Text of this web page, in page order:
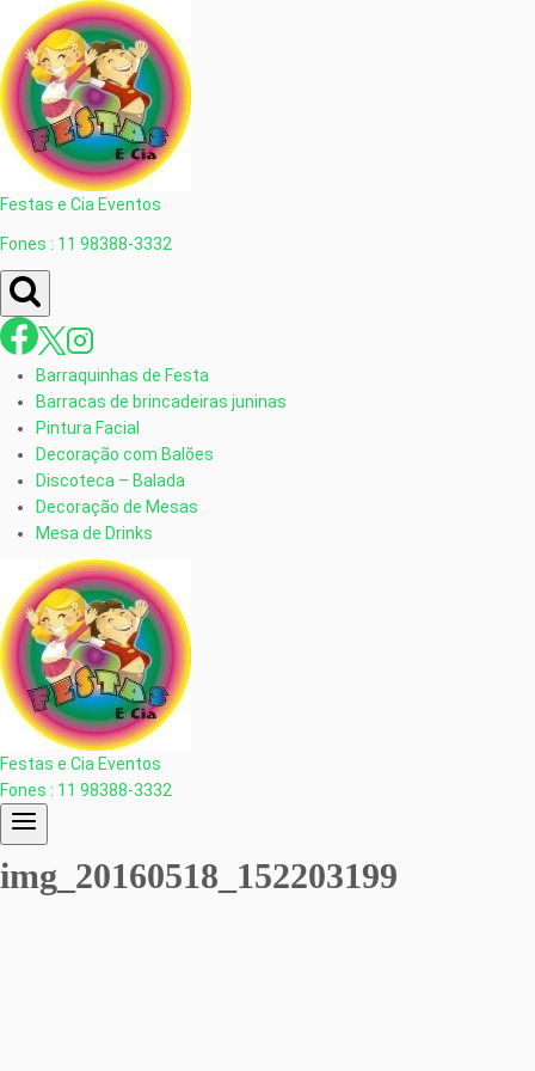
Festas e Cia Eventos
Fones : 11 98388-3332
Barraquinhas de Festa
Barracas de brincadeiras juninas
Pintura Facial
Decoração com Balões
Discoteca – Balada
Decoração de Mesas
Mesa de Drinks
Festas e Cia Eventos
Fones : 11 98388-3332
img_20160518_152203199